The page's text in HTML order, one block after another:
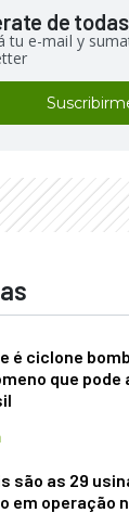
de
tu e-mail y
é ciclone
que pode
são as 29
em operação